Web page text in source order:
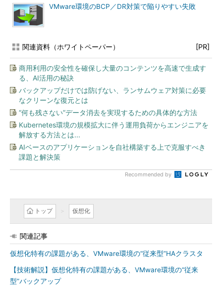
VMware環境のBCP／DR対策で陥りやすい失敗
関連資料（ホワイトペーパー） [PR]
商用利用の安全性を確保し大量のコンテンツを高速で生成す
る、AI活用の秘訣
バックアップだけでは防げない、ランサムウェア対策に必要
なクリーンな復元とは
“何も残さない”データ消去を実現するための具体的な方法
Kubernetes環境の規模拡大に伴う運用負荷からエンジニアを
解放する方法とは...
AIベースのアプリケーションを自社構築する上で克服すべき
課題と解決策
Recommended by
トップ 仮想化
関連記事
仮想化特有の課題がある、VMware環境の“従来型”HAクラスタ
【技術解説】仮想化特有の課題がある、VMware環境の“従来
型”バックアップ